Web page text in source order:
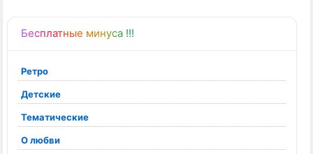
Бесплатные минуса !!!
Ретро
Детские
Тематические
О любви